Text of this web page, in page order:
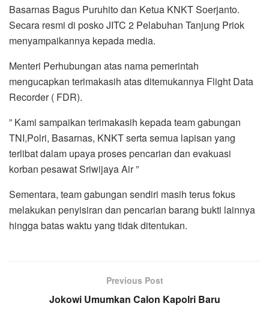
Basarnas Bagus Puruhito dan Ketua KNKT Soerjanto.
Secara resmi di posko JITC 2 Pelabuhan Tanjung Priok
menyampaikannya kepada media.
Menteri Perhubungan atas nama pemerintah
mengucapkan terimakasih atas ditemukannya Flight Data
Recorder ( FDR).
” Kami sampaikan terimakasih kepada team gabungan
TNI,Polri, Basarnas, KNKT serta semua lapisan yang
terlibat dalam upaya proses pencarian dan evakuasi
korban pesawat Sriwijaya Air ”
Sementara, team gabungan sendiri masih terus fokus
melakukan penyisiran dan pencarian barang bukti lainnya
hingga batas waktu yang tidak ditentukan.
Previous Post
Jokowi Umumkan Calon Kapolri Baru